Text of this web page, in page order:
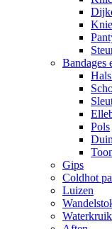
Bandages
Pols
Gips
Coldhot
Luizen
Waterkruik